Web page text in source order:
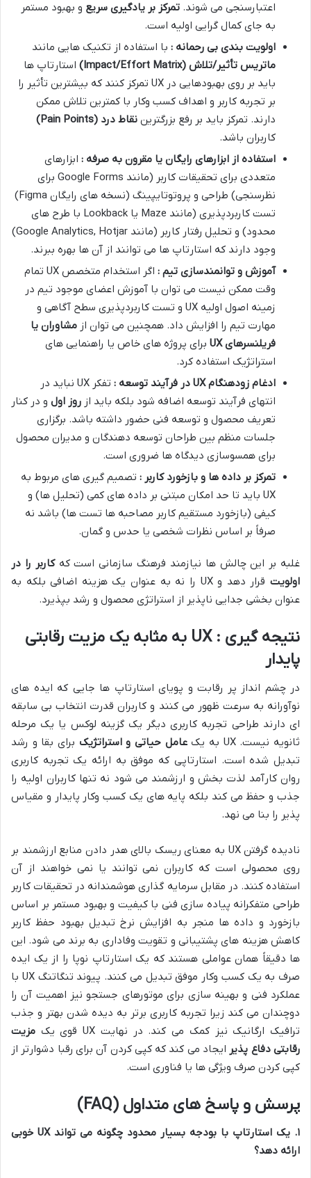
اعتبارسنجی می شوند. تمرکز بر یادگیری سریع و بهبود مستمر
به جای کمال گرایی اولیه است.
اولویت بندی بی رحمانه : با استفاده از تکنیک هایی مانند
ماتریس تأثیر/تلاش (Impact/Effort Matrix)
استارتاپ ها
باید بر روی بهبودهایی در UX تمرکز کنند که بیشترین تأثیر را
بر تجربه کاربر و اهداف کسب وکار با کمترین تلاش ممکن
دارند. تمرکز باید بر رفع بزرگترین نقاط درد (Pain Points)
کاربران باشد.
استفاده از ابزارهای رایگان یا مقرون به صرفه : ابزارهای
متعددی برای تحقیقات کاربر (مانند Google Forms برای
نظرسنجی) طراحی و پروتوتایپینگ (نسخه های رایگان Figma)
تست کاربردپذیری (مانند Maze یا Lookback با طرح های
محدود) و تحلیل رفتار کاربر (مانند Google Analytics, Hotjar)
وجود دارند که استارتاپ ها می توانند از آن ها بهره ببرند.
آموزش و توانمندسازی تیم :
اگر استخدام متخصص UX تمام
وقت ممکن نیست می توان با آموزش اعضای موجود تیم در
زمینه اصول اولیه UX و تست کاربردپذیری سطح آگاهی و
مهارت تیم را افزایش داد. همچنین می توان از مشاوران یا
فریلنسرهایUX
برای پروژه های خاص یا راهنمایی های
استراتژیک استفاده کرد.
ادغام زودهنگامUX در فرآیند توسعه :
تفکر UX نباید در
انتهای فرآیند توسعه اضافه شود بلکه باید از روز اول و در کنار
تعریف محصول و توسعه فنی حضور داشته باشد. برگزاری
جلسات منظم بین طراحان توسعه دهندگان و مدیران محصول
برای همسوسازی دیدگاه ها ضروری است.
تمرکز بر داده ها و بازخورد کاربر : تصمیم گیری های مربوط به
UX باید تا حد امکان مبتنی بر داده های کمی (تحلیل ها) و
کیفی (بازخورد مستقیم کاربر مصاحبه ها تست ها) باشد نه
صرفاً بر اساس نظرات شخصی یا حدس و گمان.
غلبه بر این چالش ها نیازمند فرهنگ سازمانی است کهکاربر را در
اولویت
قرار دهد و UX را نه به عنوان یک هزینه اضافی بلکه به
عنوان بخشی جدایی ناپذیر از استراتژی محصول و رشد بپذیرد.
نتیجه گیری : UX به مثابه یک مزیت رقابتی
پایدار
در چشم انداز پر رقابت و پویای استارتاپ ها جایی که ایده های
نوآورانه به سرعت ظهور می کنند و کاربران قدرت انتخاب بی سابقه
ای دارند طراحی تجربه کاربری دیگر یک گزینه لوکس یا یک مرحله
ثانویه نیست. UX به یک
عامل حیاتی و استراتژیک برای بقا و رشد
تبدیل شده است. استارتاپی که موفق به ارائه یک تجربه کاربری
روان کارآمد لذت بخش و ارزشمند می شود نه تنها کاربران اولیه را
جذب و حفظ می کند بلکه پایه های یک کسب وکار پایدار و مقیاس
پذیر را بنا می نهد.
نادیده گرفتن UX به معنای ریسک بالای هدر دادن منابع ارزشمند بر
روی محصولی است که کاربران نمی توانند یا نمی خواهند از آن
استفاده کنند. در مقابل سرمایه گذاری هوشمندانه در تحقیقات کاربر
طراحی متفکرانه پیاده سازی فنی با کیفیت و بهبود مستمر بر اساس
بازخورد و داده ها منجر به افزایش نرخ تبدیل بهبود حفظ کاربر
کاهش هزینه های پشتیبانی و تقویت وفاداری به برند می شود. این
ها دقیقاً همان عواملی هستند که یک استارتاپ نوپا را از یک ایده
صرف به یک کسب وکار موفق تبدیل می کنند. پیوند تنگاتنگ UX با
عملکرد فنی و بهینه سازی برای موتورهای جستجو نیز اهمیت آن را
دوچندان می کند زیرا تجربه کاربری برتر به دیده شدن بهتر و جذب
ترافیک ارگانیک نیز کمک می کند. در نهایت UX قوی یک
مزیت
رقابتی دفاع پذیر ایجاد می کند که کپی کردن آن برای رقبا دشوارتر از
کپی کردن صرف ویژگی ها یا فناوری است.
پرسش و پاسخ های متداول (FAQ)
۱. یک استارتاپ با بودجه بسیار محدود چگونه می تواند UX
خوبی
ارائه دهد؟